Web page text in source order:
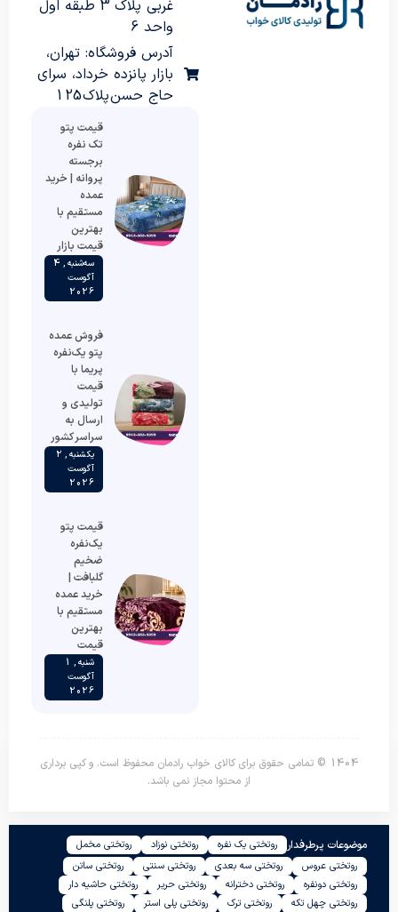
غربی پلاک 3 طبقه اول
واحد 6
آدرس فروشگاه: تهران،
بازار پانزده خرداد، سرای
حاج حسن پلاک 125
قیمت پتو
تک نفره
برجسته
پروانه | خرید
عمده
مستقیم با
بهترین
قیمت بازار
سه‌شنبه , 4
آگوست
2026
فروش عمده
پتو یک‌نفره
پریما با
قیمت
تولیدی و
ارسال به
سراسر کشور
یکشنبه , 2
آگوست
2026
قیمت پتو
یک‌نفره
ضخیم
گلبافت |
خرید عمده
مستقیم با
بهترین
قیمت
شنبه , 1
آگوست
2026
1404 © تمامی حقوق برای کالای خواب رادمان محفوظ است. و کپی برداری
از محتوا مجاز نمی باشد.
موضوعات پرطرفدار روتختی یک نفره روتختی نوزاد
روتختی مخمل
روتختی عروس
روتختی سه بعدی روتختی سنتی
روتختی ساتن
روتختی دونفره
روتختی دخترانه روتختی حریر
روتختی حاشیه دار
روتختی چهل تکه
روتختی ترک روتختی پلی استر روتختی پلنگی